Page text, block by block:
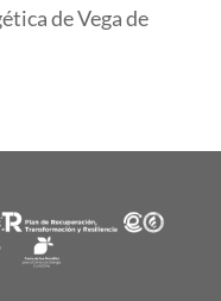
de Vega de